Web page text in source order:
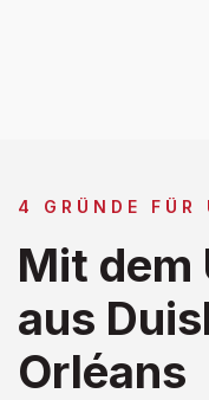
4 GRÜNDE FÜR
Mit dem
aus
Orléans